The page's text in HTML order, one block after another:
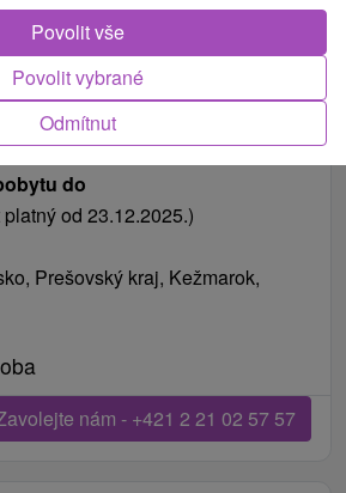
nocí
snídaně
do
od 23.12.2025.)
Prešovský kraj, Kežmarok,
nám - +421 2 21 02 57 57
Odmítnut
Povolit vybrané
Povolit vše